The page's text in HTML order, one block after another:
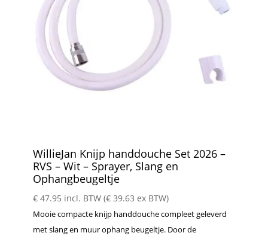
WillieJan Knijp handdouche Set 2026 –
RVS – Wit – Sprayer, Slang en
Ophangbeugeltje
€47.95 incl. BTW (€39.63 ex BTW)
Mooie compacte knijp handdouche compleet geleverd
met slang en muur ophang beugeltje. Door de